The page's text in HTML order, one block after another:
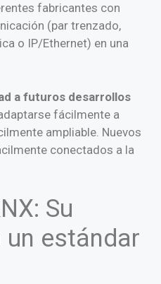
fabricantes con
(par trenzado,
o IP/Ethernet) en una
a futuros desarrollos
fácilmente a
ampliable. Nuevos
conectados a la
Su
estándar